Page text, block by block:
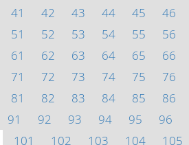
41
42 43 44 45 46
51
52 53 54 55 56
61
62 63 64 65 66
71
72 73 74 75 76
81
82 83 84 85 86
91
92 93 94 95 96
101
102 103 104 105